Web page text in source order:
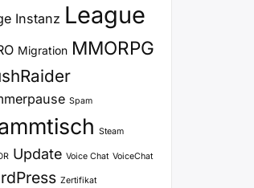
Instanz League
Migration MMORPG
Spam
Steam
Update Voice Chat VoiceChat
Zertifikat